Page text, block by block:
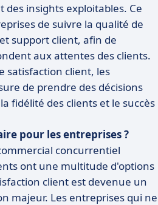
insights exploitables. Ce
de suivre la qualité de
support client, afin de
aux attentes des clients.
satisfaction client, les
de prendre des décisions
fidélité des clients et le succès
pour les entreprises ?
concurrentiel
ont une multitude d'options
client est devenue un
majeur. Les entreprises qui ne